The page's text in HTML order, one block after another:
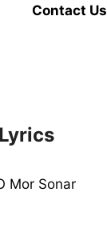
Contact Us
Lyrics
Mor Sonar